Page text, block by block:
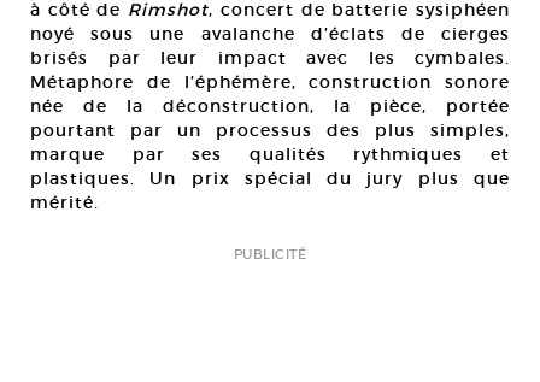
à côté de Rimshot, concert de batterie sysiphéen
noyé sous une avalanche d’éclats de cierges
brisés par leur impact avec les cymbales.
Métaphore de l’éphémère, construction sonore
née de la déconstruction, la pièce, portée
pourtant par un processus des plus simples,
marque par ses qualités rythmiques et
plastiques. Un prix spécial du jury plus que
mérité.
PUBLICITÉ